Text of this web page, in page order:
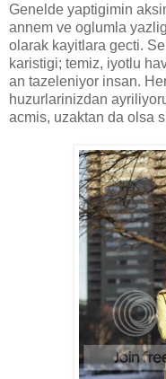
Genelde yaptigimin
annem ve oglumla
olarak kayitlara gecti.
karistigi; temiz, iyotlu
an tazeleniyor insan.
huzurlarinizdan
acmis, uzaktan da olsa